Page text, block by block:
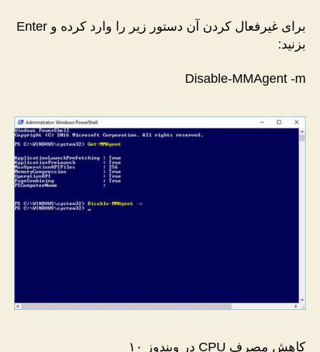
برای غیرفعال کردن آن دستور زیر را وارد کرده و Enter
بزنید:
Disable-MMAgent -m
کاهش مصرف CPU در ویندوز ۱۰